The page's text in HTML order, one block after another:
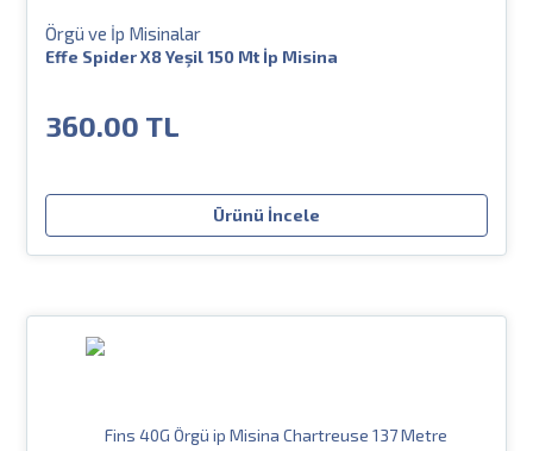
Örgü ve İp Misinalar
Effe Spider X8 Yeşil 150 Mt İp Misina
360.00 TL
Ürünü İncele